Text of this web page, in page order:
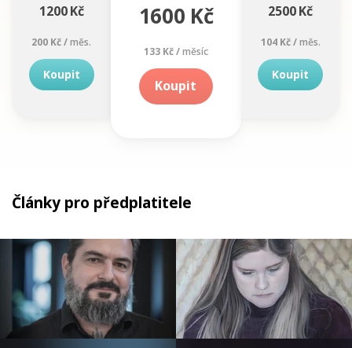
1200 Kč
200 Kč /měs.
Koupit
1600 Kč
133 Kč /měsíc
Koupit
2500 Kč
104 Kč /měs.
Koupit
Články pro předplatitele